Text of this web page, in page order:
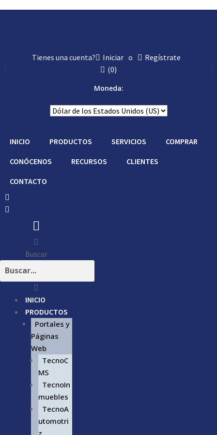
Tienes una cuenta? Iniciar o
Regístrate
(0)
Moneda:
INICIO PRODUCTOS SERVICIOS COMPRAR
CONÓCENOS RECURSOS CLIENTES
CONTACTO
Buscar
INICIO
PRODUCTOS
Portales y
Páginas
Web
TecnoC
MS
TecnoIn
muebles
TecnoA
utomotri